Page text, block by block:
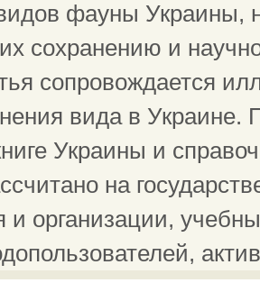
фауны Украины,
сохранению и
сопровождается
вида в
Украины и
на
и организации,